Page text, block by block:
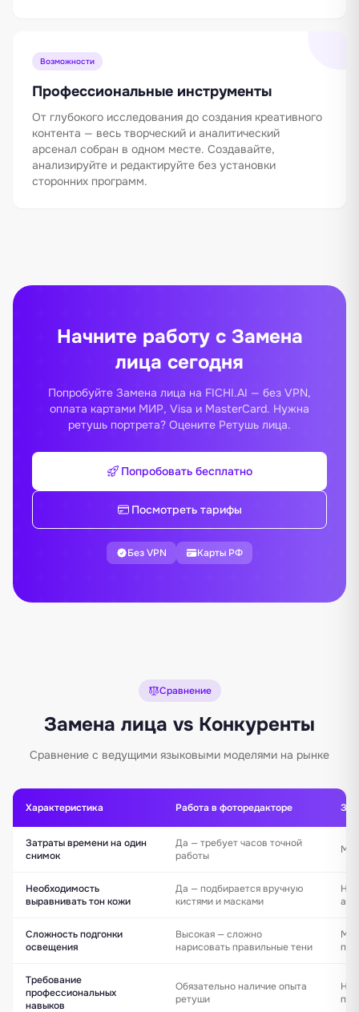
Возможности
Профессиональные инструменты
От глубокого исследования до создания креативного
контента — весь творческий и аналитический
арсенал собран в одном месте. Создавайте,
анализируйте и редактируйте без установки
сторонних программ.
Начните работу с Замена
лица сегодня
Попробуйте Замена лица на FICHI.AI — без VPN,
оплата картами МИР, Visa и MasterCard. Нужна
ретушь портрета? Оцените Ретушь лица.
Попробовать бесплатно
Посмотреть тарифы
Без VPN Карты РФ
Сравнение
Замена лица vs Конкуренты
Сравнение с ведущими языковыми моделями на рынке
Характеристика Работа в фоторедакторе
Затраты времени на один
снимок
Да — требует часов точной
работы
Необходимость
выравнивать тон кожи
Да — подбирается вручную
кистями и масками
Сложность подгонки
освещения
Высокая — сложно
нарисовать правильные тени
Требование
профессиональных
навыков
Обязательно наличие опыта
ретуши
Не